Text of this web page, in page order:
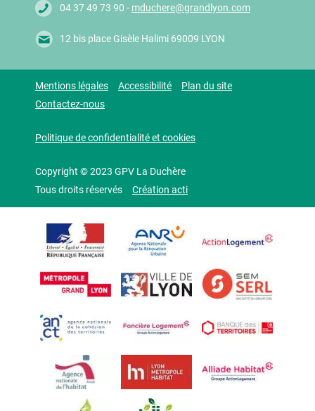
04 37 49 73 90 - mduchere@grandlyon.com
12 bis place Gisèle Halimi 69009 LYON
Mentions légales Accessibilité
Plan du site
Contactez-nous
Politique de confidentialité et cookies
Copyright © 2023 GPV La Duchère
Tous droits réservés
Création acti